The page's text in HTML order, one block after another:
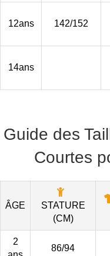
12ans 142/152
14ans
Guide des
Courtes
ÂGE
STATURE
(CM)
2
86/94